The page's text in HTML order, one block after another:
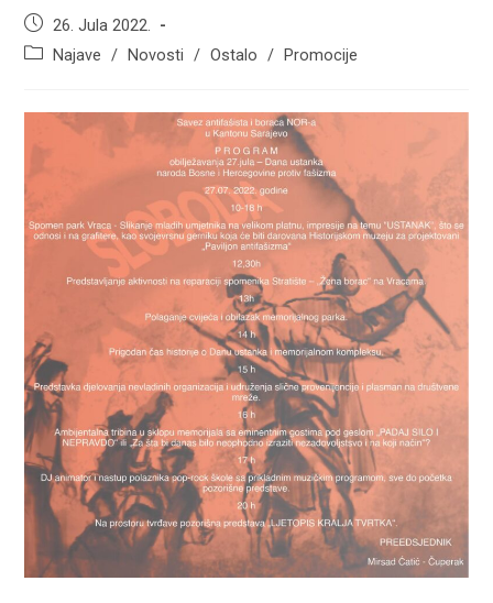
Post
published:
26. Jula 2022.
PostNajave / Novosti / Ostalo / Promocije